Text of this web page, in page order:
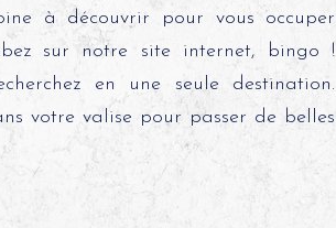
à découvrir pour vous occuper
sur notre site internet, bingo !
en une seule destination.
votre valise pour passer de belles